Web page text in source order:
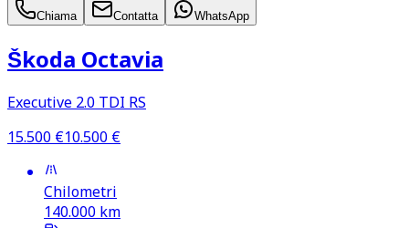
Chiama Contatta WhatsApp
Škoda Octavia
Executive 2.0 TDI RS
15.500 €10.500 €
Chilometri
140.000 km